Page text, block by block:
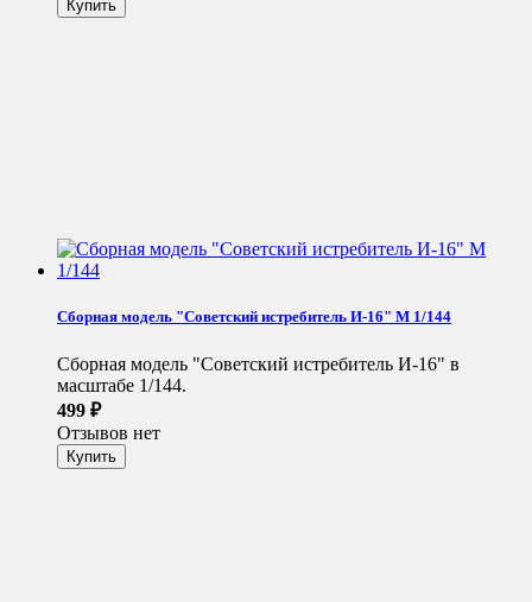
Сборная модель "Советский истребитель И-16" М 1/144
Сборная модель "Советский истребитель И-16" в
масштабе 1/144.
499 ₽
Отзывов нет